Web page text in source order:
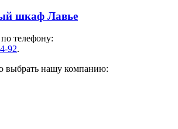
шкаф Лавье
телефону:
92.
выбрать нашу компанию: